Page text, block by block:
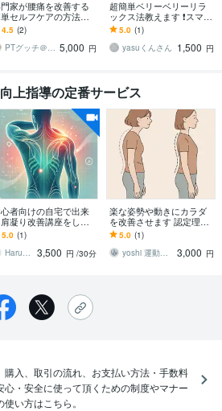
家が腰痛を改善する
セルフケアの方法教
す 誰でもできる簡単
操で辛い腰痛を改
長年の腰痛がある人
4.5 (2)
PTグッチ＠道産子肩こりコンサルタント 5,000 円
超簡単ベリーベリーリラ
ックス法教えます ❗️スマフ
ォ首、ストレートネッ
ク、緩めます‼️
5.0 (1)
yasuくんさん 1,500 円
上指導の定番サービス
者向けの自宅で出来
凝り改善講座をしま
「今度こそ、肩こりか
放されたい」あなた
5.0 (1)
Haruki PT
3,500 円 /30分
楽な姿勢や動きにカラダ
を改善させます 認定理学
療法士が指導する、正常
なカラダの使い方と姿勢
改善
5.0 (1)
yoshi 運動器認定理学療法士
3,000 円
購入、取引の流れ、お支払い方法・手数料
心・安全に使って頂くための制度やマナー
い方はこちら。